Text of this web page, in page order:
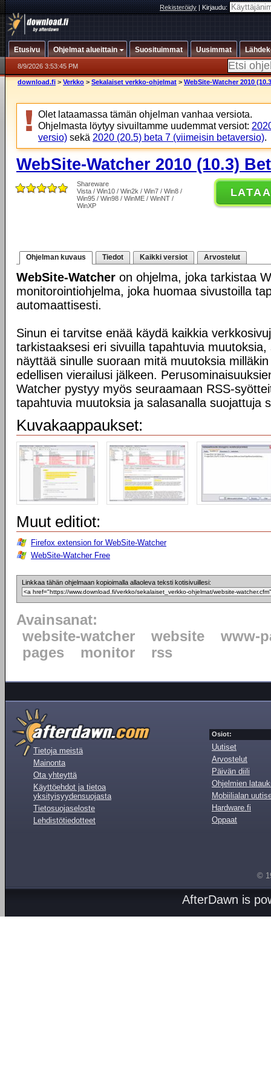
Rekisteröidy|Kirjaudu:
Etusivu Ohjelmat alueittain Suosituimmat Uusimmat
8/9/2026 3:53:45 PM
download.fi > Verkko > Sekalaiset verkko-ohjelmat > WebSite-Watcher 2010
Olet lataamassa tämän ohjelman vanhaa versiota.
Ohjelmasta löytyy sivuiltamme uudemmat versiot:
versio) sekä 2020 (20.5) beta 7 (viimeisin betaversio).
WebSite-Watcher 2010 (10.3)
Shareware
Vista / Win10 / Win2k / Win7 / Win8 /
Win95 / Win98 / WinME / WinNT /
WinXP
LATAA
Ohjelman kuvaus Tiedot Kaikki versiot Arvostelut
WebSite-Watcher on ohjelma, joka tarkistaa
monitorointiohjelma, joka huomaa sivustoilla
automaattisesti.
Sinun ei tarvitse enää käydä kaikkia
tarkistaaksesi eri sivuilla tapahtuvia
näyttää sinulle suoraan mitä muutoksia
edellisen vierailusi jälkeen.
Watcher pystyy myös seuraamaan RSS-
tapahtuvia muutoksia ja salasanalla suojattuja
Kuvakaappaukset:
Muut editiot:
Firefox extension for WebSite-Watcher
WebSite-Watcher Free
Linkkaa tähän ohjelmaan kopioimalla allaoleva teksti kotisivuillesi:
Avainsanat:
website-watcher
website
www-
pages
monitor rss
Tietoja meistä
Mainonta
Ota yhteyttä
Käyttöehdot ja tietoa
yksityisyydensuojasta
Tietosuojaseloste
Lehdistötiedotteet
Osiot:
Uutiset
Arvostelut
Päivän diili
Ohjelmien
Mobiilialan
Hardware.fi
Oppaat
©
AfterDawn is